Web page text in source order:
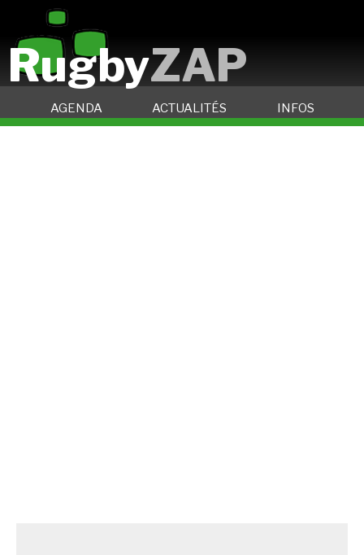
RugbyZAP
AGENDA ACTUALITÉS INFOS